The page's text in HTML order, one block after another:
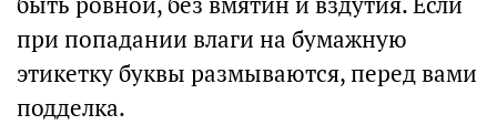
при попадании влаги на бумажную
этикетку буквы размываются, перед вами
подделка.